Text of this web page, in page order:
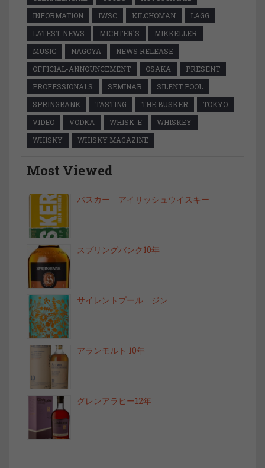
INFORMATION
IWSC KILCHOMAN
LAGG
LATEST-NEWS
MICHTER'S
MIKKELLER
MUSIC
NAGOYA
NEWS RELEASE
OFFICIAL-ANNOUNCEMENT
OSAKA
PRESENT
PROFESSIONALS
SEMINAR
SILENT POOL
SPRINGBANK
TASTING THE BUSKER
TOKYO
VIDEO
VODKA WHISK-E
WHISKEY
WHISKY
WHISKY MAGAZINE
Most Viewed
バスカー アイリッシュウイスキー
スプリングバンク10年
サイレントプール ジン
アランモルト 10年
グレンアラヒー12年